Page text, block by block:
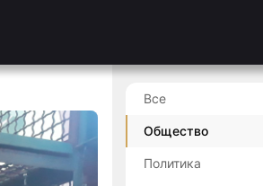
Все
Общество
Политика